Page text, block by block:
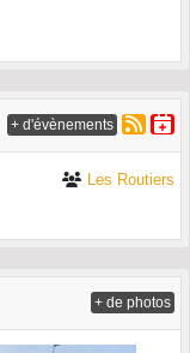
Les Routiers
+ d'évènements
+ de photos